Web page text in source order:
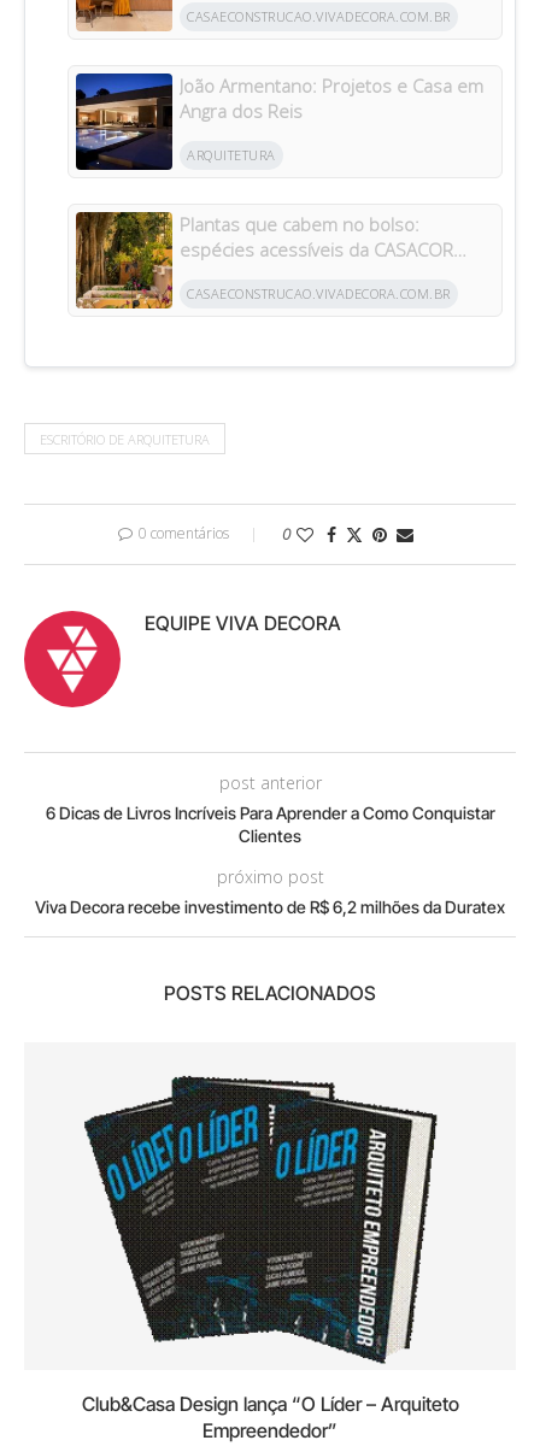
CASAECONSTRUCAO.VIVADECORA.COM.BR
João Armentano: Projetos e Casa em
Angra dos Reis
ARQUITETURA
Plantas que cabem no bolso:
espécies acessíveis da CASACOR
CASAECONSTRUCAO.VIVADECORA.COM.BR
ESCRITÓRIO DE ARQUITETURA
0 comentários 0
EQUIPE VIVA DECORA
post anterior
6 Dicas de Livros Incríveis Para Aprender a Como Conquistar
Clientes
próximo post
Viva Decora recebe investimento de R$ 6,2 milhões da Duratex
POSTS RELACIONADOS
Club&Casa Design lança “O Líder – Arquiteto
Empreendedor”